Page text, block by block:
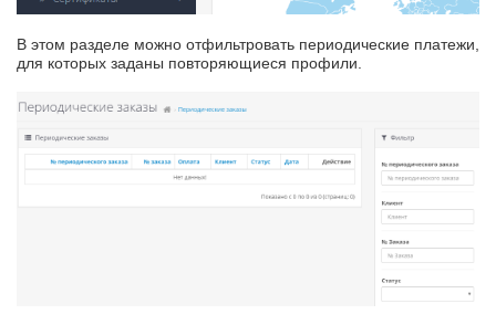
В этом разделе можно отфильтровать периодические платежи,
для которых заданы повторяющиеся профили.